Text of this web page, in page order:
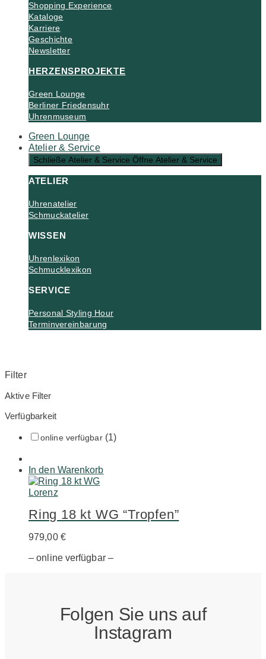
Shopping Experience
Kataloge
Karriere
Geschichte
Newsletter
HERZENSPROJEKTE
Green Lounge
Berliner Friedensuhr
Uhrenmuseum
Green Lounge
Atelier & Service
Schließe Atelier & Service Öffne Atelier & Service
ATELIER
Uhrenatelier
Schmuckatelier
WISSEN
Uhrenlexikon
Schmucklexikon
SERVICE
Personal Styling Hour
Terminvereinbarung
Filter
Aktive Filter
Verfügbarkeit
online verfügbar(1)
In den Warenkorb
Lorenz
Ring 18 kt WG “Tropfen”
979,00 €
– online verfügbar –
Folgen Sie uns auf
Instagram